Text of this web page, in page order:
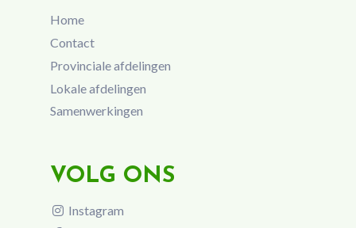
Home
Contact
Provinciale afdelingen
Lokale afdelingen
Samenwerkingen
VOLG ONS
Instagram